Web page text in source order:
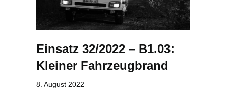
Einsatz 32/2022 – B1.03:
Kleiner Fahrzeugbrand
8. August 2022